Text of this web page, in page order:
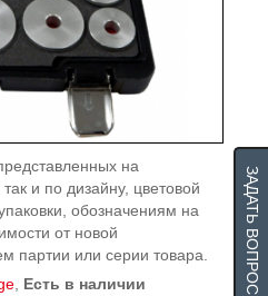
на
и по дизайну, цветовой
обозначениям на
от новой
партии или серии товара.
Есть в наличии ЗАДАТЬ ВОПРОС